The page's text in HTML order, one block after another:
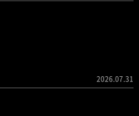
2026.07.31